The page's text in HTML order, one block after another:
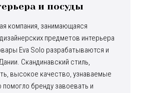
и посуды
компания, занимающаяся
предметов интерьера
Eva Solo разрабатываются и
Скандинавский стиль,
высокое качество, узнаваемые
бренду завоевать и